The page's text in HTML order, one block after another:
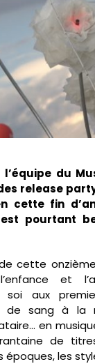
du
release
cette fin
pourtant
cette onzième
et
soi aux
de sang à la
en
de
époques, les